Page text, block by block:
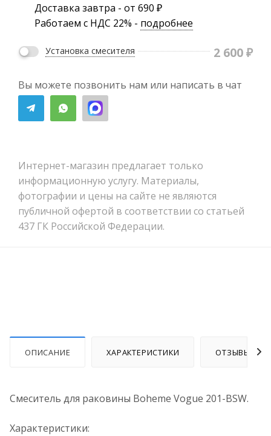
Доставка завтра - от 690 ₽
Работаем с НДС 22% - подробнее
Установка смесителя 2 600₽
Вы можете позвонить нам или написать в чат
Интернет-магазин предлагает только
информационную услугу. Материалы,
фотографии и цены на сайте не являются
публичной офертой в соответствии со статьей
437 ГК Российской Федерации.
ОПИСАНИЕ ХАРАКТЕРИСТИКИ ОТЗЫВЫ
Смеситель для раковины Boheme Vogue 201-BSW.
Характеристики: